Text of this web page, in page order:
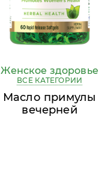
Женское здоровье
ВСЕ КАТЕГОРИИ
Масло примулы
вечерней